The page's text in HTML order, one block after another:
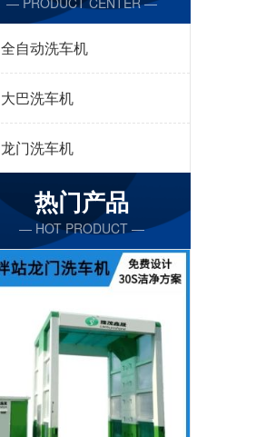
全自动洗车机
大巴洗车机
龙门洗车机
热门产品
— HOT PRODUCT —